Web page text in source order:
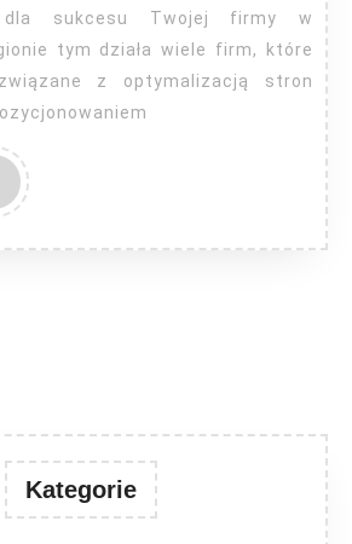
dla sukcesu Twojej firmy w
tym działa wiele firm, które
z optymalizacją stron
Kategorie